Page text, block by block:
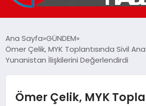
SPOR
Ana Sayfa GÜNDEM
Ömer Çelik, MYK Toplantısında Sivil
Yunanistan İlişkilerini Değerlendirdi
Ömer Çelik, MYK